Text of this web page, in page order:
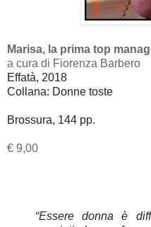
Marisa, la prima top
a cura di Fiorenza Barbero
Effatà, 2018
Collana: Donne toste
Brossura, 144 pp.
€ 9,00
“Essere donna è